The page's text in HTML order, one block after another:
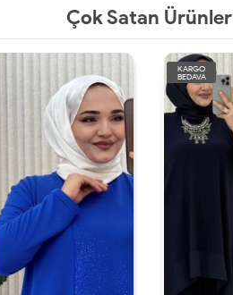
Çok Satan Ürünler
KARGO
BEDAVA